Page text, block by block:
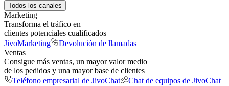
Todos los canales
Marketing
Transforma el tráfico en
clientes potenciales cualificados
JivoMarketing
Devolución de llamadas
Ventas
Consigue más ventas, un mayor valor medio
de los pedidos y una mayor base de clientes
Teléfono empresarial de JivoChat
Chat de equipos de JivoChat